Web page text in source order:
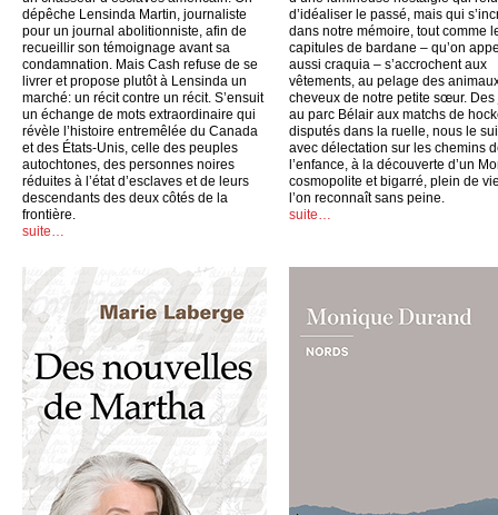
dépêche Lensinda Martin, journaliste
pour un journal abolitionniste, afin de
recueillir son témoignage avant sa
condamnation. Mais Cash refuse de se
livrer et propose plutôt à Lensinda un
marché: un récit contre un récit. S’ensuit
un échange de mots extraordinaire qui
révèle l’histoire entremêlée du Canada
et des États-Unis, celle des peuples
autochtones, des personnes noires
réduites à l’état d’esclaves et de leurs
descendants des deux côtés de la
frontière.
suite…
d’idéaliser le passé, mais qui
dans notre mémoire, tout comme
capitules de bardane – qu’on
aussi craquia – s’accrochent aux
vêtements, au pelage des
cheveux de notre petite sœur. Des
au parc Bélair aux matchs de
disputés dans la ruelle, nous le
avec délectation sur les chemins
l’enfance, à la découverte d’un
cosmopolite et bigarré, plein de
l’on reconnaît sans peine.
suite…